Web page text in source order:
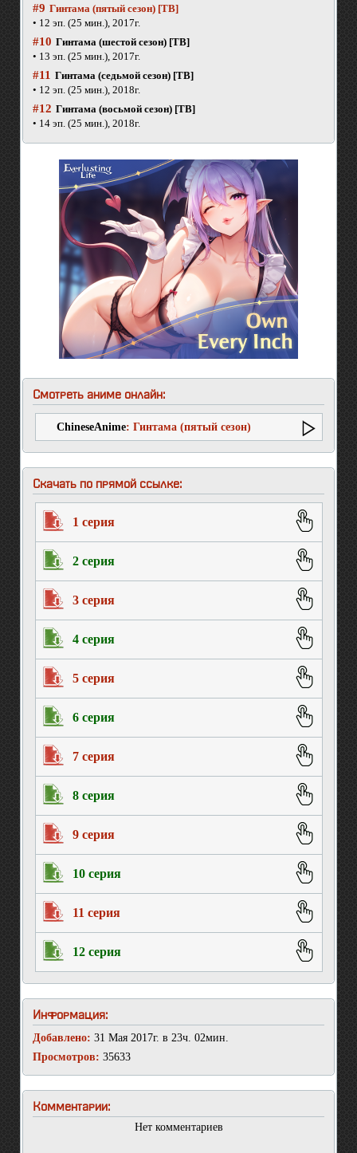
#9 Гинтама (пятый сезон) [ТВ]
• 12 эп. (25 мин.), 2017г.
#10 Гинтама (шестой сезон) [ТВ]
• 13 эп. (25 мин.), 2017г.
#11 Гинтама (седьмой сезон) [ТВ]
• 12 эп. (25 мин.), 2018г.
#12 Гинтама (восьмой сезон) [ТВ]
• 14 эп. (25 мин.), 2018г.
Смотреть аниме онлайн:
ChineseAnime: Гинтама (пятый сезон)
Скачать по прямой ссылке:
1 серия
2 серия
3 серия
4 серия
5 серия
6 серия
7 серия
8 серия
9 серия
10 серия
11 серия
12 серия
Информация:
Добавлено: 31 Мая 2017г. в 23ч. 02мин.
Просмотров: 35633
Комментарии:
Нет комментариев